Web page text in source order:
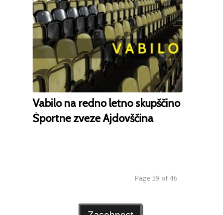
Vabilo na redno letno skupščino
Športne zveze Ajdovščina
Page 39 of 46